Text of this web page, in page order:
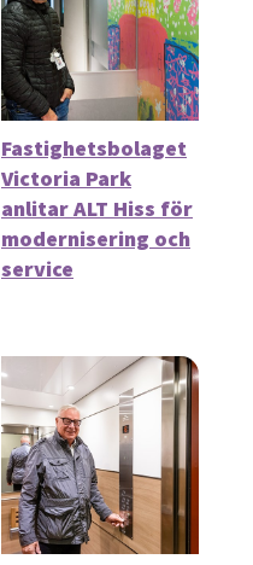
Fastighetsbolaget
Victoria Park
anlitar ALT Hiss för
modernisering och
service